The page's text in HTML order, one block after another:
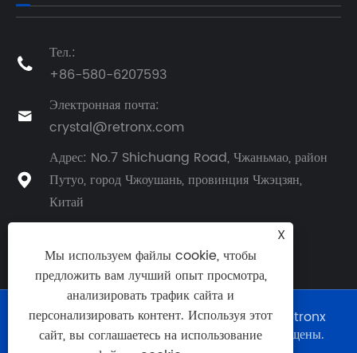

Тел.:
+86-580-6207593

Электронная почта:
crystal@retronx.com

Адрес: No.7 Shichuang Road, Чжаньмао, район
Путуо, город Чжоушань, провинция Чжэцзян,
Китай
Copyright © 2024 Чжэцзянская компания Retronx
Foodstuff Industry Co., Ltd. Все права защищены.
X
Мы используем файлы cookie, чтобы
предложить вам лучший опыт просмотра,
анализировать трафик сайта и
персонализировать контент. Используя этот
сайт, вы соглашаетесь на использование